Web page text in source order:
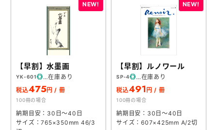
【早割】水墨画
YK-601
在庫あり
税込475円 / 冊
100冊の場合
納期目安：30日～40日
サイズ：765×350mm 46/3
【早割】ルノワール
SP-4
在庫あり
税込491 円 / 冊
100冊の場合
納期目安：30日～40日
サイズ：607×425mm A/2切